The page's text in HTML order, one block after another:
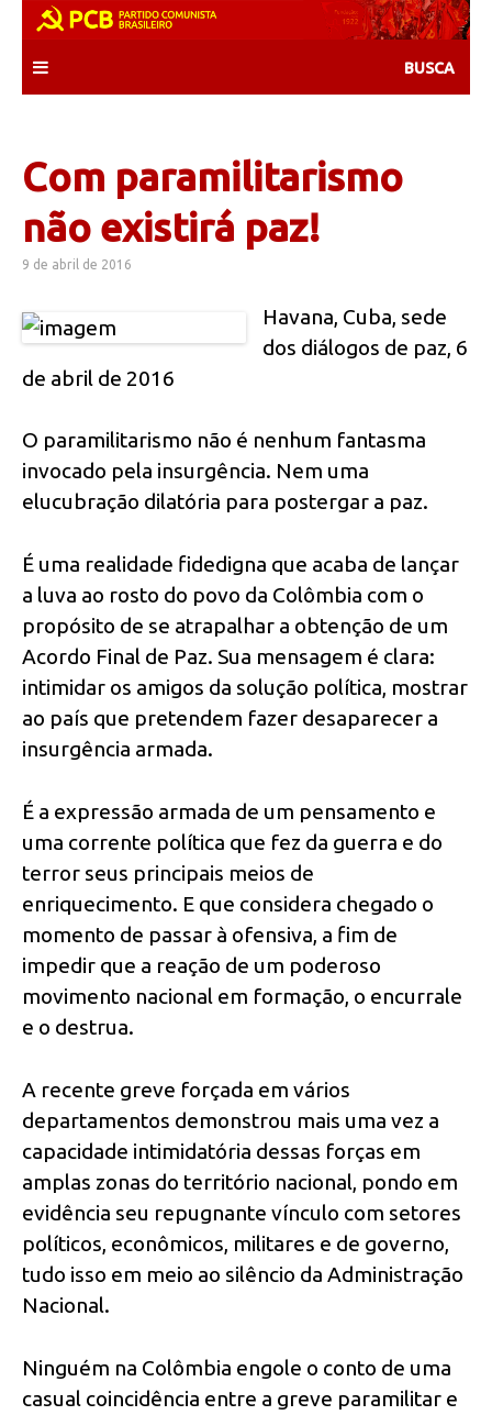
content
Com paramilitarismo
não existirá paz!
9 de abril de 2016
Havana, Cuba, sede
dos diálogos de paz, 6
de abril de 2016
O paramilitarismo não é nenhum fantasma
invocado pela insurgência. Nem uma
elucubração dilatória para postergar a paz.
É uma realidade fidedigna que acaba de lançar
a luva ao rosto do povo da Colômbia com o
propósito de se atrapalhar a obtenção de um
Acordo Final de Paz. Sua mensagem é clara:
intimidar os amigos da solução política, mostrar
ao país que pretendem fazer desaparecer a
insurgência armada.
É a expressão armada de um pensamento e
uma corrente política que fez da guerra e do
terror seus principais meios de
enriquecimento. E que considera chegado o
momento de passar à ofensiva, a fim de
impedir que a reação de um poderoso
movimento nacional em formação, o encurrale
e o destrua.
A recente greve forçada em vários
departamentos demonstrou mais uma vez a
capacidade intimidatória dessas forças em
amplas zonas do território nacional, pondo em
evidência seu repugnante vínculo com setores
políticos, econômicos, militares e de governo,
tudo isso em meio ao silêncio da Administração
Nacional.
Ninguém na Colômbia engole o conto de uma
casual coincidência entre a greve paramilitar e